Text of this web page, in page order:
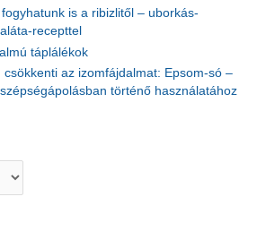
is a ribizlitől – uborkás-
recepttel
táplálékok
az izomfájdalmat: Epsom-só –
történő használatához